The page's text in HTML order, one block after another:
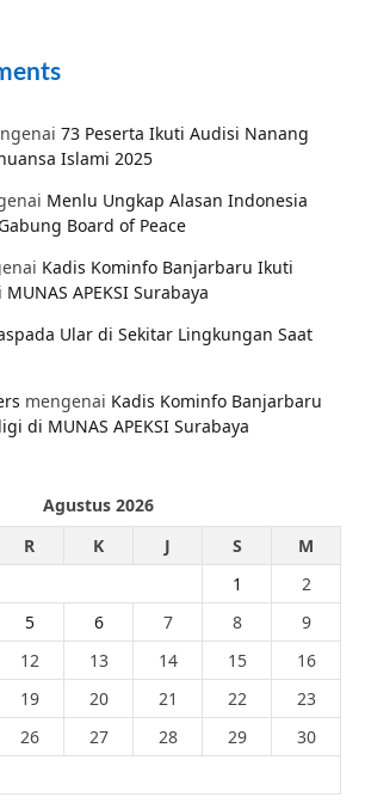
73 Peserta Ikuti Audisi Nanang
Islami 2025
Menlu Ungkap Alasan Indonesia
Board of Peace
Kadis Kominfo Banjarbaru Ikuti
APEKSI Surabaya
Ular di Sekitar Lingkungan Saat
mengenai Kadis Kominfo Banjarbaru
di MUNAS APEKSI Surabaya
Agustus 2026
R K J S
M
1
2
5 6 7 8
9
12 13 14 15
16
19 20 21 22
23
26 27 28 29
30